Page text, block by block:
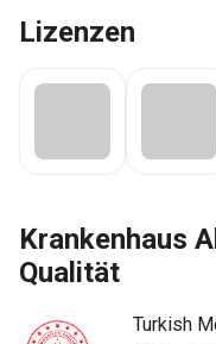
Lizenzen
Krankenhaus Akkredititationen der
Qualität
Turkish